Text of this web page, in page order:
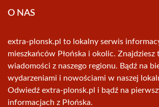
O NAS
extra-plonsk.pl to lokalny serwis
mieszkańców Płońska i okolic. Znajdziesz
wiadomości z naszego regionu. Bądź na
wydarzeniami i nowościami w naszej
Odwiedź extra-plonsk.pl i bądź na
informacjach z Płońska.